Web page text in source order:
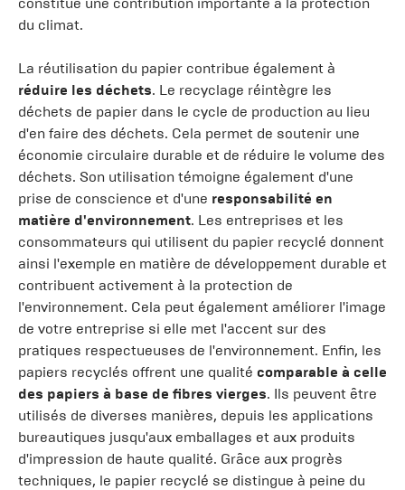
du climat.
La réutilisation du papier contribue également à
réduire les déchets. Le recyclage réintègre les
déchets de papier dans le cycle de production au lieu
d'en faire des déchets. Cela permet de soutenir une
économie circulaire durable et de réduire le volume des
déchets. Son utilisation témoigne également d'une
prise de conscience et d'une responsabilité en
matière d'environnement. Les entreprises et les
consommateurs qui utilisent du papier recyclé donnent
ainsi l'exemple en matière de développement durable et
contribuent activement à la protection de
l'environnement. Cela peut également améliorer l'image
de votre entreprise si elle met l'accent sur des
pratiques respectueuses de l'environnement. Enfin, les
papiers recyclés offrent une qualité comparable à celle
des papiers à base de fibres vierges. Ils peuvent être
utilisés de diverses manières, depuis les applications
bureautiques jusqu'aux emballages et aux produits
d'impression de haute qualité. Grâce aux progrès
techniques, le papier recyclé se distingue à peine du